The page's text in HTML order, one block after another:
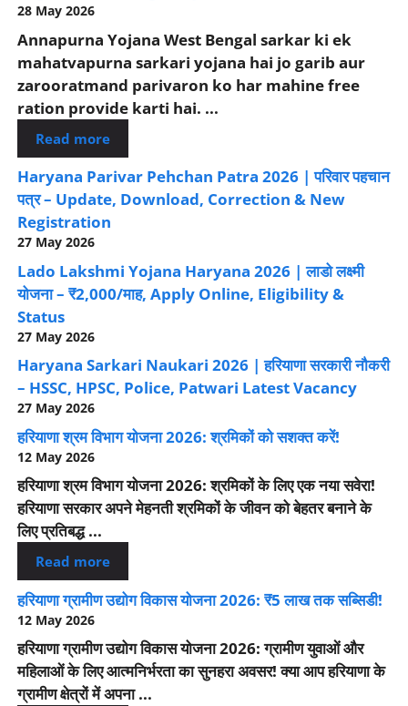
28 May 2026
Annapurna Yojana West Bengal sarkar ki ek
mahatvapurna sarkari yojana hai jo garib aur
zarooratmand parivaron ko har mahine free
ration provide karti hai. ...
Read more
Haryana Parivar Pehchan Patra 2026 | परिवार पहचान
पत्र – Update, Download, Correction & New
Registration
27 May 2026
Lado Lakshmi Yojana Haryana 2026 | लाडो लक्ष्मी
योजना – ₹2,000/माह, Apply Online, Eligibility &
Status
27 May 2026
Haryana Sarkari Naukari 2026 | हरियाणा सरकारी नौकरी
– HSSC, HPSC, Police, Patwari Latest Vacancy
27 May 2026
हरियाणा श्रम विभाग योजना 2026: श्रमिकों को सशक्त करें!
12 May 2026
हरियाणा श्रम विभाग योजना 2026: श्रमिकों के लिए एक नया सवेरा!
हरियाणा सरकार अपने मेहनती श्रमिकों के जीवन को बेहतर बनाने के
लिए प्रतिबद्ध ...
Read more
हरियाणा ग्रामीण उद्योग विकास योजना 2026: ₹5 लाख तक सब्सिडी!
12 May 2026
हरियाणा ग्रामीण उद्योग विकास योजना 2026: ग्रामीण युवाओं और
महिलाओं के लिए आत्मनिर्भरता का सुनहरा अवसर! क्या आप हरियाणा के
ग्रामीण क्षेत्रों में अपना ...